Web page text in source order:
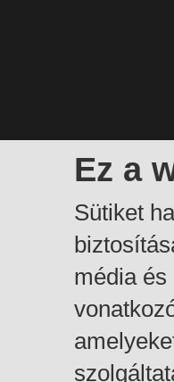
Ez a
Sütiket
média és